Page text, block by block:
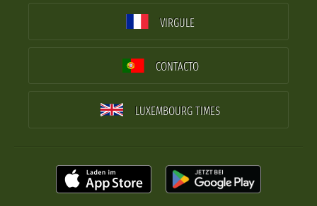
VIRGULE
CONTACTO
LUXEMBOURG TIMES